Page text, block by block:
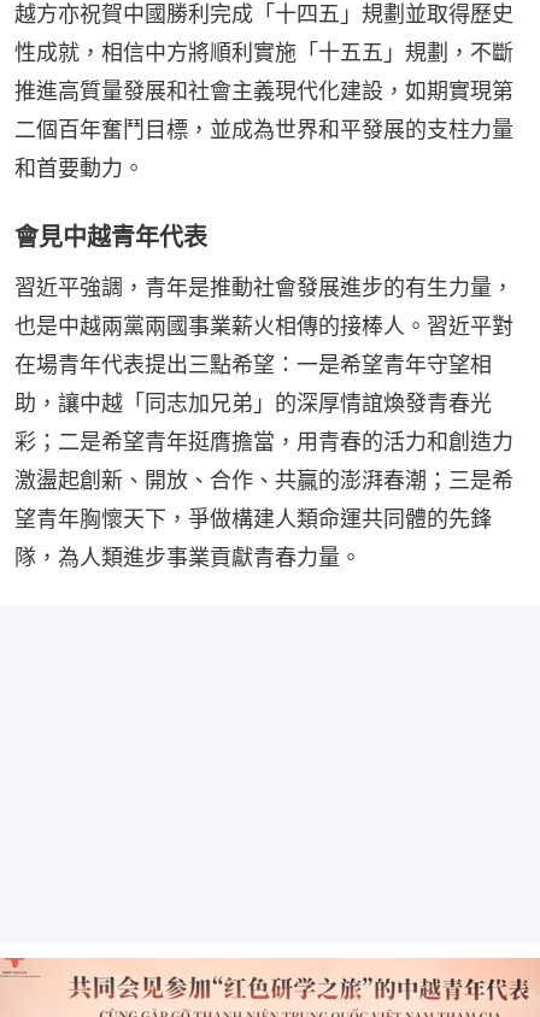
越方亦祝賀中國勝利完成「十四五」規劃並取得歷史
性成就，相信中方將順利實施「十五五」規劃，不斷
推進高質量發展和社會主義現代化建設，如期實現第
二個百年奮鬥目標，並成為世界和平發展的支柱力量
和首要動力。
會見中越青年代表
習近平強調，青年是推動社會發展進步的有生力量，
也是中越兩黨兩國事業薪火相傳的接棒人。習近平對
在場青年代表提出三點希望：一是希望青年守望相
助，讓中越「同志加兄弟」的深厚情誼煥發青春光
彩；二是希望青年挺膺擔當，用青春的活力和創造力
激盪起創新、開放、合作、共贏的澎湃春潮；三是希
望青年胸懷天下，爭做構建人類命運共同體的先鋒
隊，為人類進步事業貢獻青春力量。